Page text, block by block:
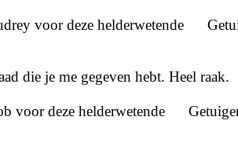
die je me gegeven hebt. Heel raak.